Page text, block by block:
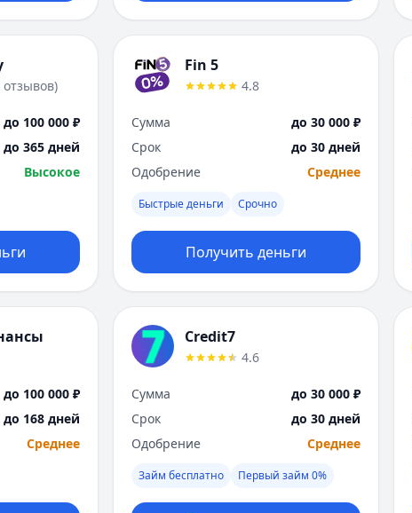
отзывов)
до 100 000 ₽
до 365 дней
Высокое
Fin 5
4.8
Сумма
до 30 000 ₽
Срок
до 30 дней
Одобрение
Среднее
Быстрые деньги Срочно
Получить деньги
до 100 000 ₽
до 168 дней
Среднее
Credit7
4.6
Сумма
до 30 000 ₽
Срок
до 30 дней
Одобрение
Среднее
Займ бесплатно Первый займ 0%